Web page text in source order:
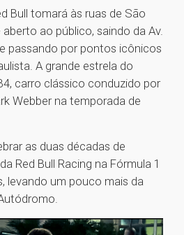
Bull tomará às ruas de São
ao público, saindo da Av.
passando por pontos icônicos
A grande estrela do
carro clássico conduzido por
Webber na temporada de
as duas décadas de
Red Bull Racing na Fórmula 1
levando um pouco mais da